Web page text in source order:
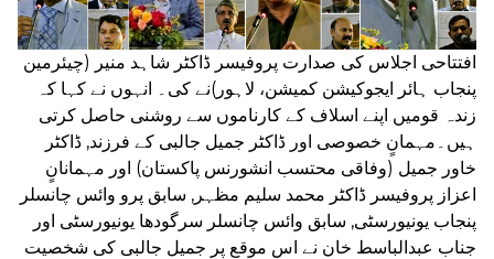
افتتاحی اجلاس کی صدارت پروفیسر ڈاکٹر شاہد منیر (چیئرمین
پنجاب ہائر ایجوکیشن کمیشن، لاہور)نے کی۔ انہوں نے کہا کہ
زندہ قومیں اپنے اسلاف کے کارناموں سے روشنی حاصل کرتی
ہیں۔مہمانٍ خصوصی اور ڈاکٹر جمیل جالبی کے فرزند, ڈاکٹر
خاور جمیل (وفاقی محتسب انشورنس پاکستان) اور مہمانانٍ
اعزاز پروفیسر ڈاکٹر محمد سلیم مظہر, سابق پرو وائس چانسلر
پنجاب یونیورسٹی, سابق وائس چانسلر سرگودھا یونیورسٹی اور
جناب عبدالباسط خان نے اس موقع پر جمیل جالبی کی شخصیت